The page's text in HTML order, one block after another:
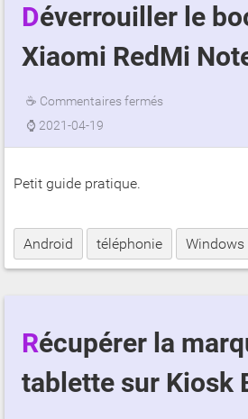
Déverrouiller le bootloader du
Xiaomi RedMi
☕ Commentaires fermés
⌚ 2021-04-19
Petit guide pratique.
Android téléphonie Windows
Récupérer la marque de la
tablette sur Kiosk